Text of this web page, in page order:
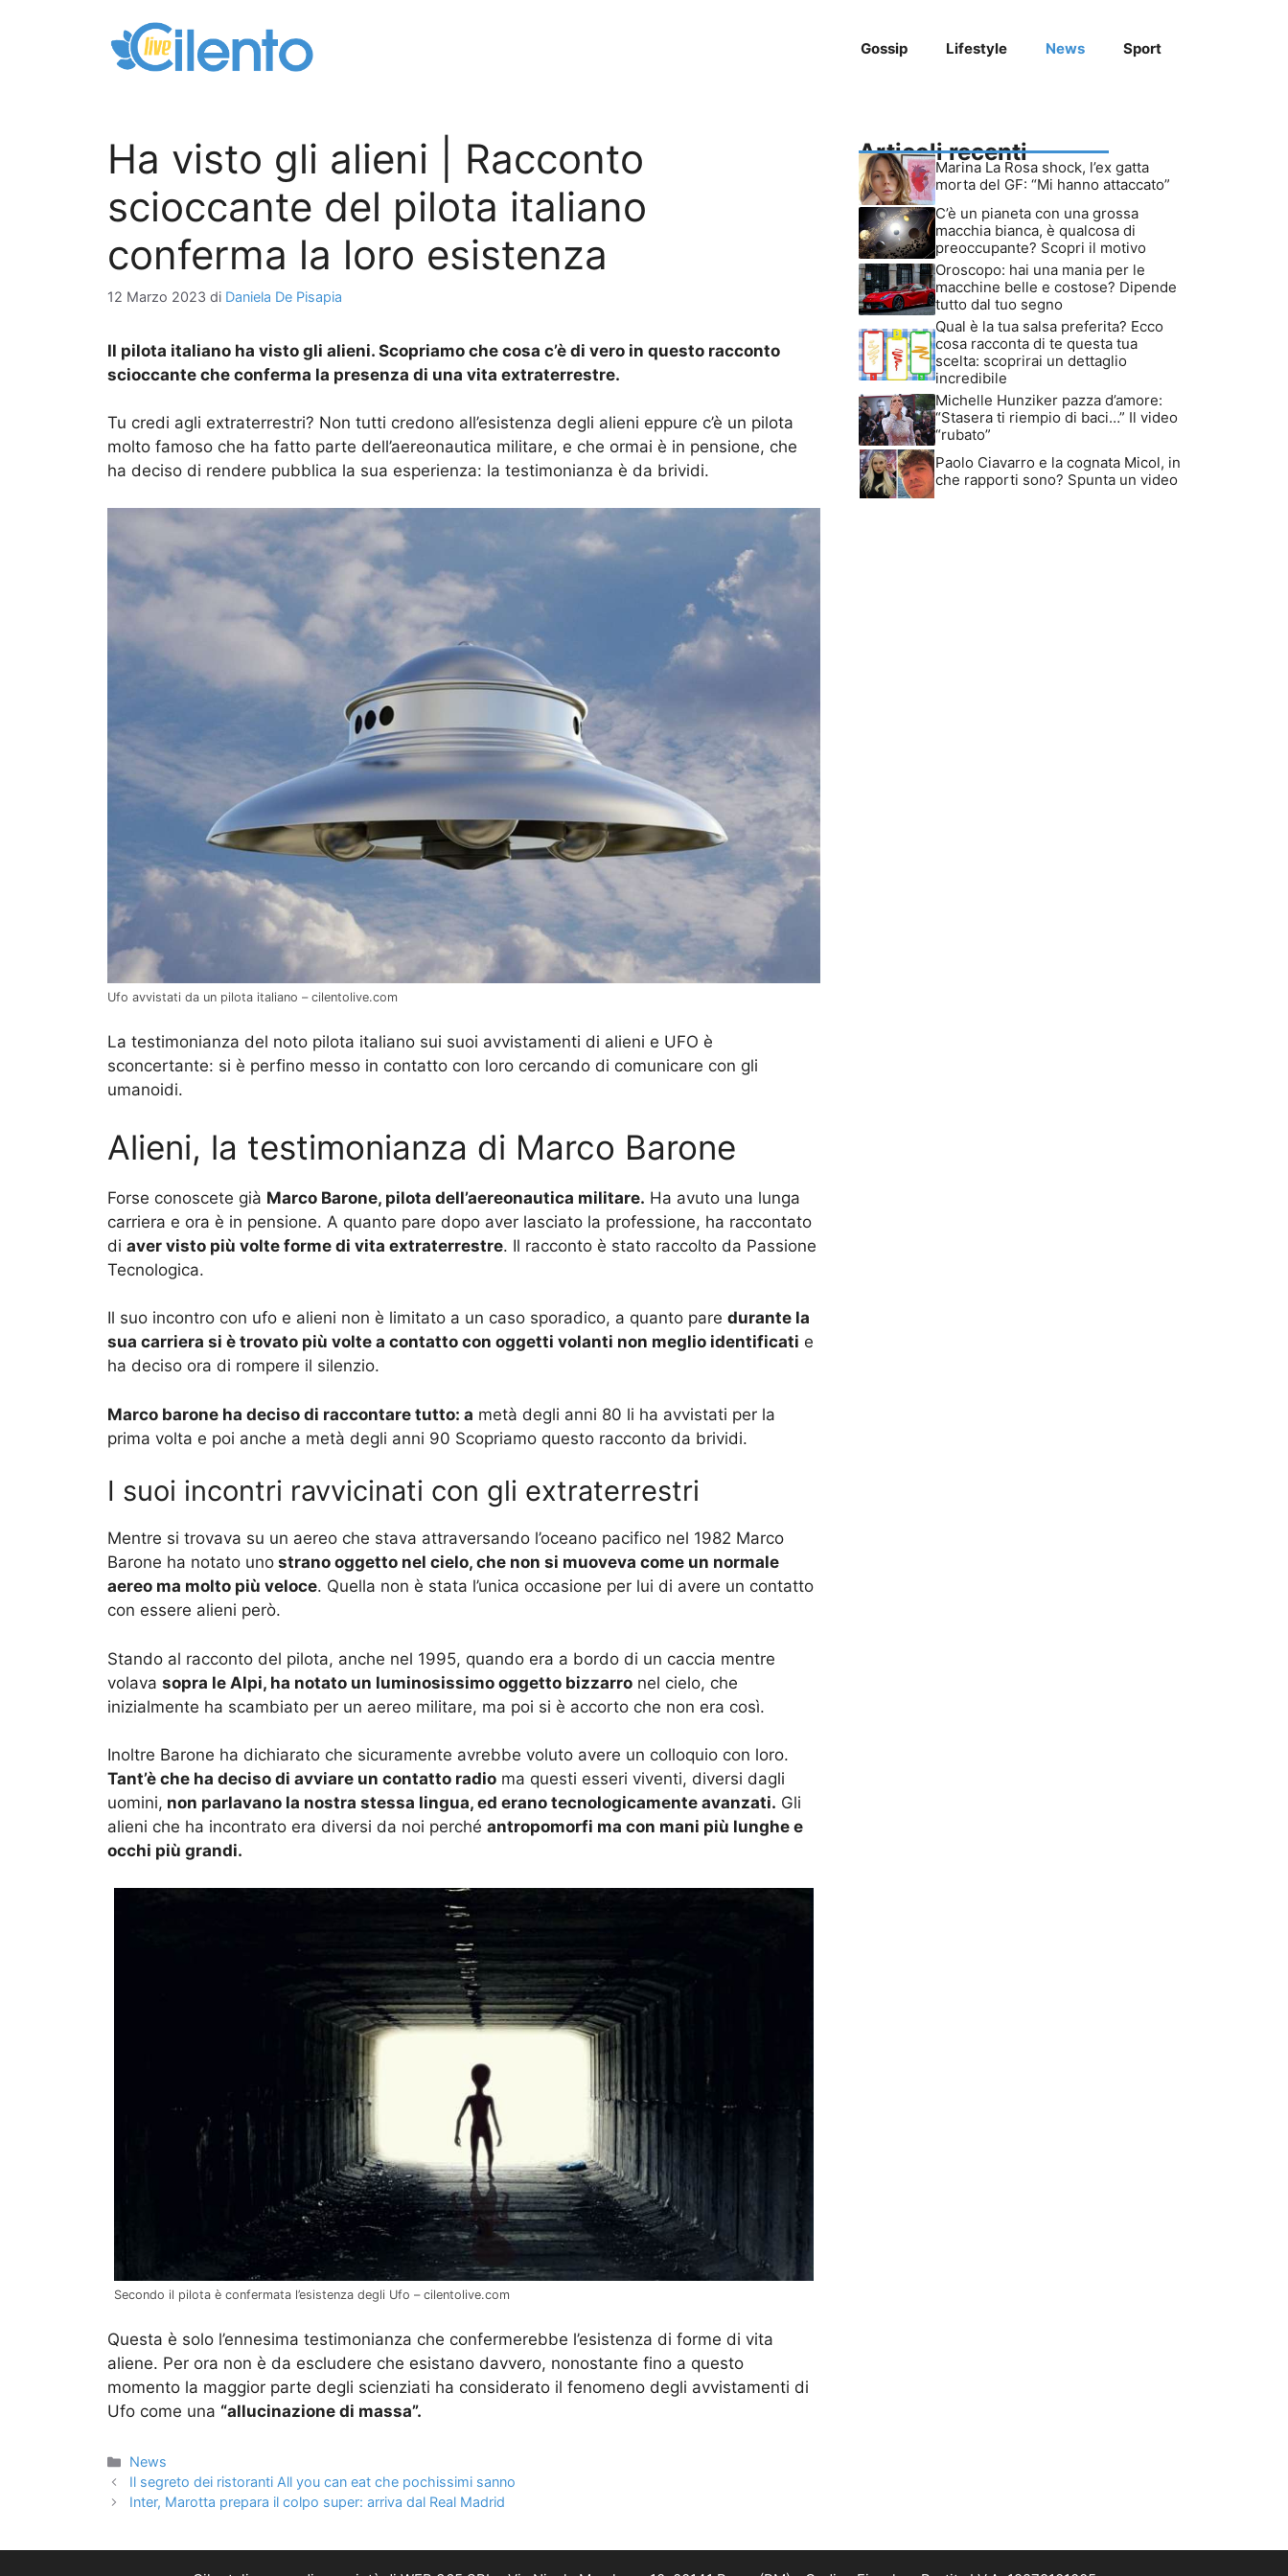
Gossip Lifestyle News Sport
Ha visto gli alieni | Racconto
scioccante del pilota italiano
conferma la loro esistenza
12 Marzo 2023 di Daniela De Pisapia
Il pilota italiano ha visto gli alieni. Scopriamo che cosa c’è di vero in questo racconto
scioccante che conferma la presenza di una vita extraterrestre.
Tu credi agli extraterrestri? Non tutti credono all’esistenza degli alieni eppure c’è un pilota
molto famoso che ha fatto parte dell’aereonautica militare, e che ormai è in pensione, che
ha deciso di rendere pubblica la sua esperienza: la testimonianza è da brividi.
Ufo avvistati da un pilota italiano – cilentolive.com
La testimonianza del noto pilota italiano sui suoi avvistamenti di alieni e UFO è
sconcertante: si è perfino messo in contatto con loro cercando di comunicare con gli
umanoidi.
Alieni, la testimonianza di Marco Barone
Forse conoscete già Marco Barone, pilota dell’aereonautica militare. Ha avuto una lunga
carriera e ora è in pensione. A quanto pare dopo aver lasciato la professione, ha raccontato
di aver visto più volte forme di vita extraterrestre. Il racconto è stato raccolto da Passione
Tecnologica.
Il suo incontro con ufo e alieni non è limitato a un caso sporadico, a quanto pare durante la
sua carriera si è trovato più volte a contatto con oggetti volanti non meglio identificati e
ha deciso ora di rompere il silenzio.
Marco barone ha deciso di raccontare tutto: a metà degli anni 80 li ha avvistati per la
prima volta e poi anche a metà degli anni 90 Scopriamo questo racconto da brividi.
I suoi incontri ravvicinati con gli extraterrestri
Mentre si trovava su un aereo che stava attraversando l’oceano pacifico nel 1982 Marco
Barone ha notato uno strano oggetto nel cielo, che non si muoveva come un normale
aereo ma molto più veloce. Quella non è stata l’unica occasione per lui di avere un contatto
con essere alieni però.
Stando al racconto del pilota, anche nel 1995, quando era a bordo di un caccia mentre
volava sopra le Alpi, ha notato un luminosissimo oggetto bizzarro nel cielo, che
inizialmente ha scambiato per un aereo militare, ma poi si è accorto che non era così.
Inoltre Barone ha dichiarato che sicuramente avrebbe voluto avere un colloquio con loro.
Tant’è che ha deciso di avviare un contatto radio ma questi esseri viventi, diversi dagli
uomini, non parlavano la nostra stessa lingua, ed erano tecnologicamente avanzati. Gli
alieni che ha incontrato era diversi da noi perché antropomorfi ma con mani più lunghe e
occhi più grandi.
Secondo il pilota è confermata l’esistenza degli Ufo – cilentolive.com
Questa è solo l’ennesima testimonianza che confermerebbe l’esistenza di forme di vita
aliene. Per ora non è da escludere che esistano davvero, nonostante fino a questo
momento la maggior parte degli scienziati ha considerato il fenomeno degli avvistamenti di
Ufo come una “allucinazione di massa”.
Categorie
News
Il segreto dei ristoranti All you can eat che pochissimi sanno
Inter, Marotta prepara il colpo super: arriva dal Real Madrid
Articoli recenti
Marina La Rosa shock, l’ex gatta
morta del GF: “Mi hanno attaccato”
C’è un pianeta con una grossa
macchia bianca, è qualcosa di
preoccupante? Scopri il motivo
Oroscopo: hai una mania per le
macchine belle e costose? Dipende
tutto dal tuo segno
Qual è la tua salsa preferita? Ecco
cosa racconta di te questa tua
scelta: scoprirai un dettaglio
incredibile
Michelle Hunziker pazza d’amore:
“Stasera ti riempio di baci…” Il video
“rubato”
Paolo Ciavarro e la cognata Micol, in
che rapporti sono? Spunta un video